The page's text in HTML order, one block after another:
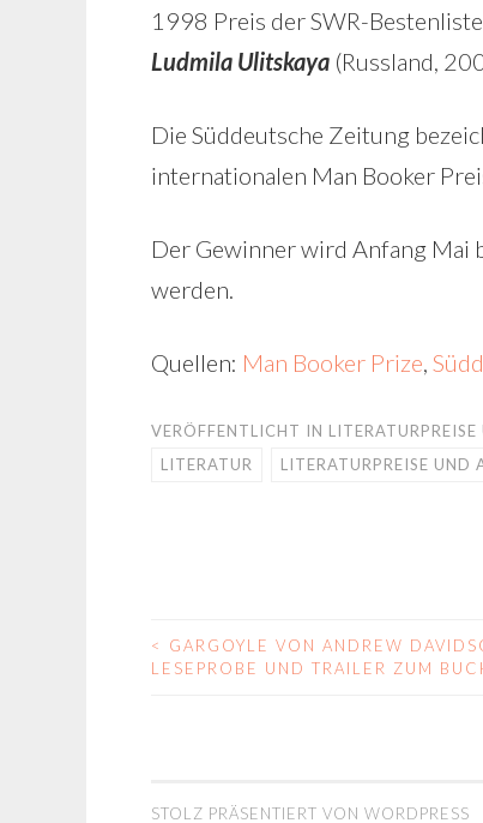
1998 Preis der SWR-
Ludmila Ulitskaya (Russland,
Die Süddeutsche Zeitung
internationalen Man Booker
Der Gewinner wird Anfang Mai
werden.
Quellen: Man Booker Prize,
VERÖFFENTLICHT IN
LITERATUR
LITERATURPREISE UND
BEITRAGS-
<
GARGOYLE VON ANDREW
LESEPROBE UND TRAILER ZUM
STOLZ PRÄSENTIERT VON WORDPRESS